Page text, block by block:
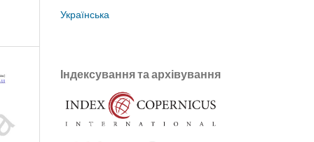
Українська
Індексування та архівування